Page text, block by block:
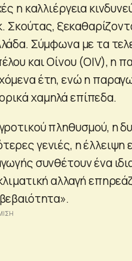
η καλλιέργεια
Σκούτας,
Σύμφωνα με τα
και Οίνου (OIV), η
έτη, ενώ η
χαμηλά επίπεδα.
πληθυσμού, η
γενιές, η έλλειψη
συνθέτουν ένα
αλλαγή